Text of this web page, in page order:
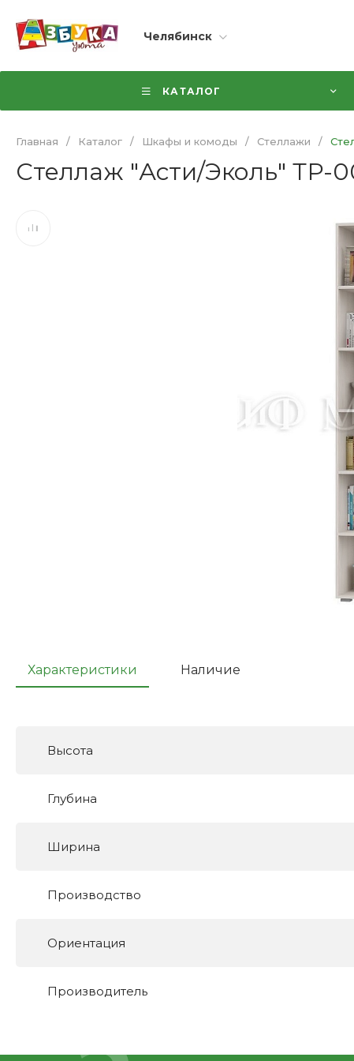
Челябинск
КАТАЛОГ
Главная / Каталог / Шкафы и комоды / Стеллажи /
Стеллаж "Асти/Эколь" ТР-
Характеристики Наличие
Высота
Глубина
Ширина
Производство
Ориентация
Производитель